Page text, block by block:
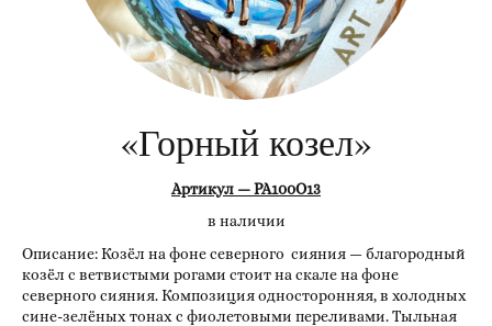
«Горный козел»
Артикул — РА100О13
в наличии
Описание: Козёл на фоне северного сияния — благородный
козёл с ветвистыми рогами стоит на скале на фоне
северного сияния. Композиция односторонняя, в холодных
сине-зелёных тонах с фиолетовыми переливами. Тыльная